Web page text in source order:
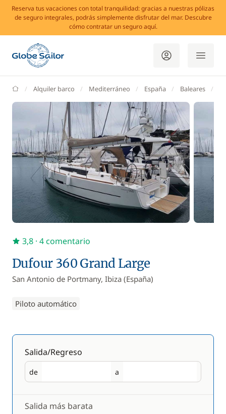
Reserva tus vacaciones con total tranquilidad: gracias a nuestras pólizas
de seguro integrales, podrás simplemente disfrutar del mar. Descubre
cómo contratar un seguro aquí.
GlobeSailor
Alquiler barco Mediterráneo España Baleares
Dufour 360 Grand Large
San Antonio de Portmany, Ibiza (España)
Piloto automático
3,8 · 4 comentario
Salida/Regreso
de
Salida a
Regreso
Salida más barata